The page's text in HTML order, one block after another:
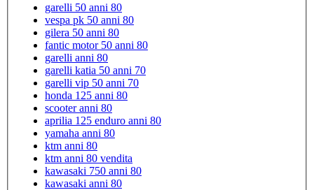
garelli 50 anni 80
vespa pk 50 anni 80
gilera 50 anni 80
fantic motor 50 anni 80
garelli anni 80
garelli katia 50 anni 70
garelli vip 50 anni 70
honda 125 anni 80
scooter anni 80
aprilia 125 enduro anni 80
yamaha anni 80
ktm anni 80
ktm anni 80 vendita
kawasaki 750 anni 80
kawasaki anni 80